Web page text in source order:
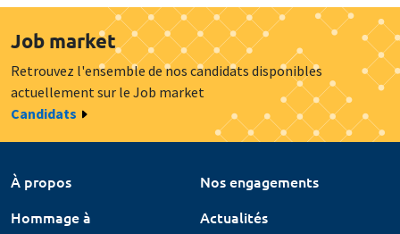
Job market
Retrouvez l'ensemble de nos candidats disponibles
actuellement sur le Job market
Candidats
À propos
Nos engagements
Hommage à
Actualités